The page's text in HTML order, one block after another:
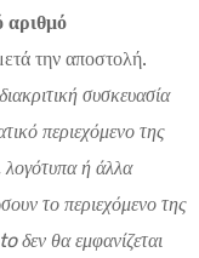
αριθμό
την αποστολή.
συσκευασία
περιεχόμενο της
λογότυπα ή άλλα
το περιεχόμενο της
θα εμφανίζεται